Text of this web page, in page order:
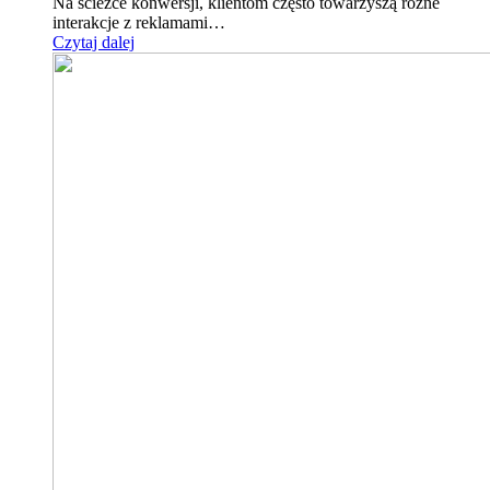
interakcje z reklamami…
Czytaj dalej